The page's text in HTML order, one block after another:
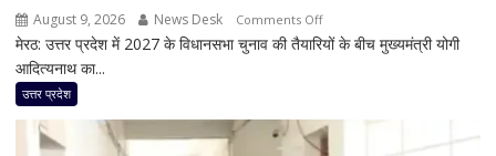
August 9, 2026 News Desk Comments Offon
कांवड़ियों
योगी
मेरठ: उत्तर प्रदेश में 2027 के विधानसभा चुनाव की तैयारियों के बीच मुख्यमंत्री योगी
आदित्यनाथ का...
उत्तर प्रदेश